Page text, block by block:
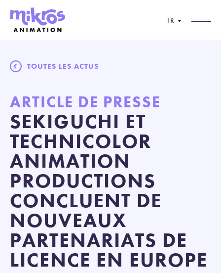
FR
TOUTES LES ACTUS
ARTICLE DE PRESSE
SEKIGUCHI ET
TECHNICOLOR
ANIMATION
PRODUCTIONS
CONCLUENT DE
NOUVEAUX
PARTENARIATS DE
LICENCE EN EUROPE